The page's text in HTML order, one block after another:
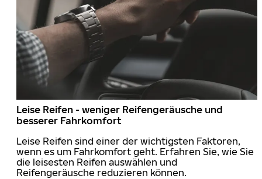
Leise Reifen - weniger Reifengeräusche und
besserer Fahrkomfort
Leise Reifen sind einer der wichtigsten Faktoren,
wenn es um Fahrkomfort geht. Erfahren Sie, wie Sie
die leisesten Reifen auswählen und
Reifengeräusche reduzieren können.